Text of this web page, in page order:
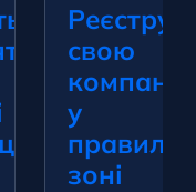
свою
у
зоні